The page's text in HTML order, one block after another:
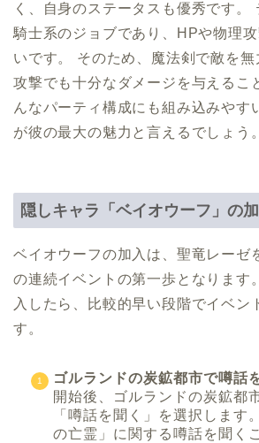
く、自身のステータスも優秀です。
騎士系のジョブであり、HPや物理
いです。 そのため、魔法剣で敵を無
攻撃でも十分なダメージを与えるこ
んなパーティ構成にも組み込みやす
が彼の最大の魅力と言えるでしょう。
隠しキャラ「ベイオウーフ」の
ベイオウーフの加入は、聖竜レーゼ
の連続イベントの第一歩となります
入したら、比較的早い段階でイベン
す。
ゴルランドの炭鉱都市で噂話
開始後、ゴルランドの炭鉱都
「噂話を聞く」を選択します
の亡霊」に関する噂話を聞く